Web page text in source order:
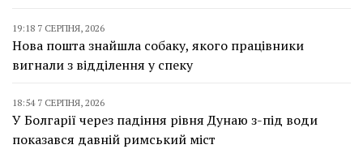
19:18 7 СЕРПНЯ, 2026
Нова пошта знайшла собаку, якого працівники
вигнали з відділення у спеку
18:54 7 СЕРПНЯ, 2026
У Болгарії через падіння рівня Дунаю з-під води
показався давній римський міст